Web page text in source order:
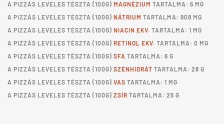
A PIZZÁS LEVELES TÉSZTA (100G) MAGNÉZIUM TARTALMA: 6 MG
A PIZZÁS LEVELES TÉSZTA (100G) NÁTRIUM TARTALMA: 908 MG
A PIZZÁS LEVELES TÉSZTA (100G) NIACIN EKV. TARTALMA: 1 MG
A PIZZÁS LEVELES TÉSZTA (100G) RETINOL EKV. TARTALMA: 0 MG
A PIZZÁS LEVELES TÉSZTA (100G) SFA TARTALMA: 6 G
A PIZZÁS LEVELES TÉSZTA (100G) SZÉNHIDRÁT TARTALMA: 28 G
A PIZZÁS LEVELES TÉSZTA (100G) VAS TARTALMA: 1 MG
A PIZZÁS LEVELES TÉSZTA (100G) ZSÍR TARTALMA: 25 G